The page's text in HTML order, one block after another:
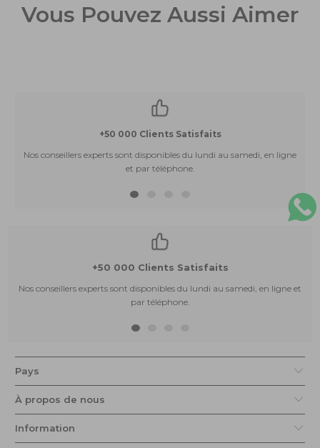
Vous Pouvez Aussi Aimer
+50 000 Clients Satisfaits
Nos conseillers experts sont disponibles du lundi au samedi, en ligne
et par téléphone.
+50 000 Clients Satisfaits
Nos conseillers experts sont disponibles du lundi au samedi, en ligne et
par téléphone.
Pays
À propos de nous
Information